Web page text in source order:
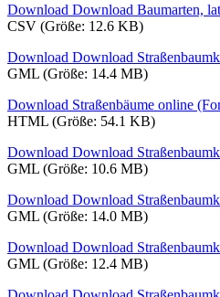
Download Download Baumarten,
CSV (Größe: 12.6 KB)
Download Download
GML (Größe: 14.4 MB)
Download Straßenbäume online
HTML (Größe: 54.1 KB)
Download Download
GML (Größe: 10.6 MB)
Download Download
GML (Größe: 14.0 MB)
Download Download
GML (Größe: 12.4 MB)